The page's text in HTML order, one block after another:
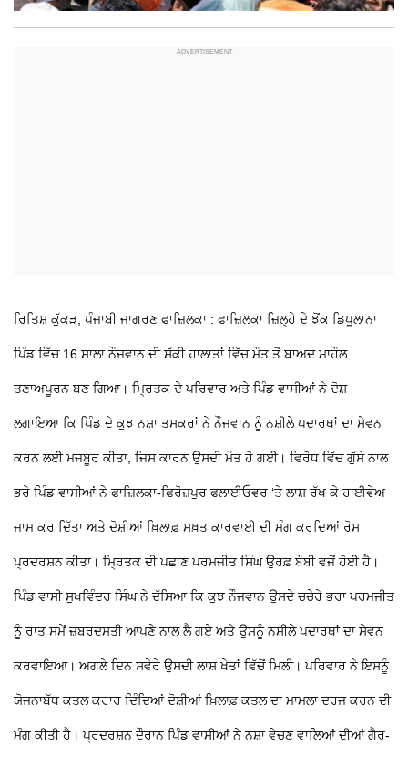
ਰਿਤਿਸ਼ ਕੁੱਕੜ, ਪੰਜਾਬੀ ਜਾਗਰਣਫਾਜ਼ਿਲਕਾ : ਫਾਜ਼ਿਲਕਾ ਜ਼ਿਲ੍ਹੇ ਦੇ ਝੋਂਕ ਡਿਪੂਲਾਨਾ
ਪਿੰਡ ਵਿੱਚ 16 ਸਾਲਾ ਨੌਜਵਾਨ ਦੀ ਸ਼ੱਕੀ ਹਾਲਾਤਾਂ ਵਿੱਚ ਮੌਤ ਤੋਂ ਬਾਅਦ ਮਾਹੌਲ
ਤਣਾਅਪੂਰਨ ਬਣ ਗਿਆ। ਮ੍ਰਿਤਕ ਦੇ ਪਰਿਵਾਰ ਅਤੇ ਪਿੰਡ ਵਾਸੀਆਂ ਨੇ ਦੋਸ਼
ਲਗਾਇਆ ਕਿ ਪਿੰਡ ਦੇ ਕੁਝ ਨਸ਼ਾ ਤਸਕਰਾਂ ਨੇ ਨੌਜਵਾਨ ਨੂੰ ਨਸ਼ੀਲੇ ਪਦਾਰਥਾਂ ਦਾ ਸੇਵਨ
ਕਰਨ ਲਈ ਮਜਬੂਰ ਕੀਤਾ, ਜਿਸ ਕਾਰਨ ਉਸਦੀ ਮੌਤ ਹੋ ਗਈ। ਵਿਰੋਧ ਵਿੱਚ ਗੁੱਸੇ ਨਾਲ
ਭਰੇ ਪਿੰਡ ਵਾਸੀਆਂ ਨੇ ਫਾਜ਼ਿਲਕਾ-ਫਿਰੋਜ਼ਪੁਰ ਫਲਾਈਓਵਰ ‘ਤੇ ਲਾਸ਼ ਰੱਖ ਕੇ ਹਾਈਵੇਅ
ਜਾਮ ਕਰ ਦਿੱਤਾ ਅਤੇ ਦੋਸ਼ੀਆਂ ਖ਼ਿਲਾਫ਼ ਸਖ਼ਤ ਕਾਰਵਾਈ ਦੀ ਮੰਗ ਕਰਦਿਆਂ ਰੋਸ
ਪ੍ਰਦਰਸ਼ਨ ਕੀਤਾ। ਮ੍ਰਿਤਕ ਦੀ ਪਛਾਣ ਪਰਮਜੀਤ ਸਿੰਘ ਉਰਫ਼ ਬੌਬੀ ਵਜੋਂ ਹੋਈ ਹੈ।
ਪਿੰਡ ਵਾਸੀ ਸੁਖਵਿੰਦਰ ਸਿੰਘ ਨੇ ਦੱਸਿਆ ਕਿ ਕੁਝ ਨੌਜਵਾਨ ਉਸਦੇ ਚਚੇਰੇ ਭਰਾ ਪਰਮਜੀਤ
ਨੂੰ ਰਾਤ ਸਮੇਂ ਜ਼ਬਰਦਸਤੀ ਆਪਣੇ ਨਾਲ ਲੈ ਗਏ ਅਤੇ ਉਸਨੂੰ ਨਸ਼ੀਲੇ ਪਦਾਰਥਾਂ ਦਾ ਸੇਵਨ
ਕਰਵਾਇਆ। ਅਗਲੇ ਦਿਨ ਸਵੇਰੇ ਉਸਦੀ ਲਾਸ਼ ਖੇਤਾਂ ਵਿੱਚੋਂ ਮਿਲੀ। ਪਰਿਵਾਰ ਨੇ ਇਸਨੂੰ
ਯੋਜਨਾਬੱਧ ਕਤਲ ਕਰਾਰ ਦਿੰਦਿਆਂ ਦੋਸ਼ੀਆਂ ਖ਼ਿਲਾਫ਼ ਕਤਲ ਦਾ ਮਾਮਲਾ ਦਰਜ ਕਰਨ ਦੀ
ਮੰਗ ਕੀਤੀ ਹੈ। ਪ੍ਰਦਰਸ਼ਨ ਦੌਰਾਨ ਪਿੰਡ ਵਾਸੀਆਂ ਨੇ ਨਸ਼ਾ ਵੇਚਣ ਵਾਲਿਆਂ ਦੀਆਂ ਗੈਰ-